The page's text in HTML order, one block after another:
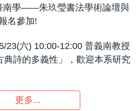
南學——朱玖瑩書法學術論壇與
名參加!
23(六) 10:00-12:00 普義南教授
典詩的多義性」，歡迎本系研究
更多...